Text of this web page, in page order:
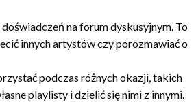
na forum dyskusyjnym. To
innych artystów czy porozmawiać o
podczas różnych okazji, takich
playlisty i dzielić się nimi z innymi.